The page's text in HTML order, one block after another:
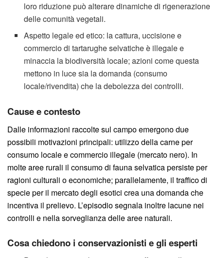
loro riduzione può alterare dinamiche di rigenerazione
delle comunità vegetali.
Aspetto legale ed etico: la cattura, uccisione e
commercio di tartarughe selvatiche è illegale e
minaccia la biodiversità locale; azioni come questa
mettono in luce sia la domanda (consumo
locale/rivendita) che la debolezza dei controlli.
Cause e contesto
Dalle informazioni raccolte sul campo emergono due
possibili motivazioni principali: utilizzo della carne per
consumo locale e commercio illegale (mercato nero). In
molte aree rurali il consumo di fauna selvatica persiste per
ragioni culturali o economiche; parallelamente, il traffico di
specie per il mercato degli esotici crea una domanda che
incentiva il prelievo. L’episodio segnala inoltre lacune nei
controlli e nella sorveglianza delle aree naturali.
Cosa chiedono i conservazionisti e gli esperti